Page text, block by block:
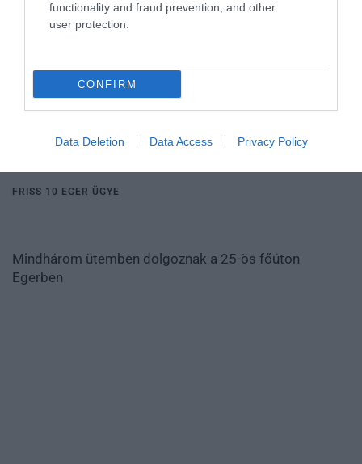
functionality and fraud prevention, and other
user protection.
CONFIRM
Data Deletion Data Access Privacy Policy
MINDHÁROM ÜTEMBEN DOLGOZNAK A 25-
ÖS FŐÚTON EGERBEN
FRISS 10 EGER ÜGYE
Mindhárom ütemben dolgoznak a 25-ös főúton
Egerben